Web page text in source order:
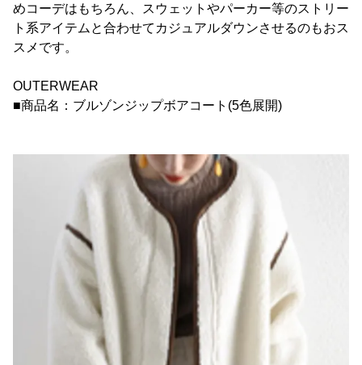
めコーデはもちろん、スウェットやパーカー等のストリー
ト系アイテムと合わせてカジュアルダウンさせるのもおス
スメです。
OUTERWEAR
■商品名：ブルゾンジップボアコート(5色展開)